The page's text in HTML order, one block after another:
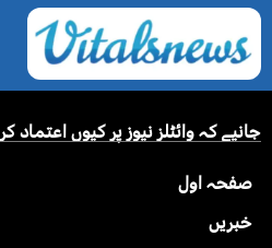
جانیے کہ وائٹلز نیوز پر کیوں اعتماد
صفحہ اول
خبریں